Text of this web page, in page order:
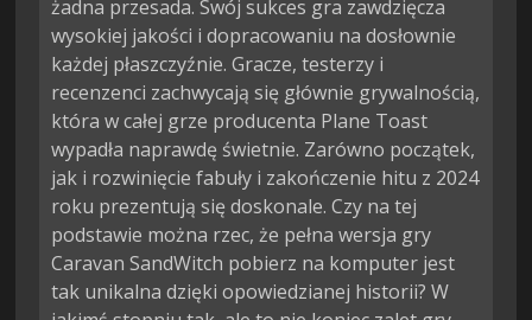
żadna przesada. Swój sukces gra zawdzięcza
wysokiej jakości i dopracowaniu na dosłownie
każdej płaszczyźnie. Gracze, testerzy i
recenzenci zachwycają się głównie grywalnością,
która w całej grze producenta Plane Toast
wypadła naprawdę świetnie. Zarówno początek,
jak i rozwinięcie fabuły i zakończenie hitu z 2024
roku prezentują się doskonale. Czy na tej
podstawie można rzec, że pełna wersja gry
Caravan SandWitch pobierz na komputer jest
tak unikalna dzięki opowiedzianej historii? W